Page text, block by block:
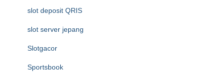
slot deposit QRIS
slot server jepang
Slotgacor
Sportsbook